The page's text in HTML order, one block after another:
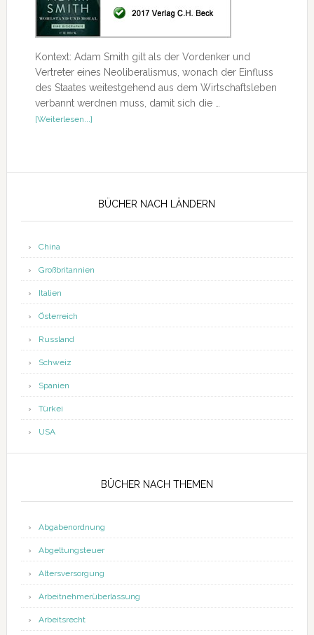
Kontext: Adam Smith gilt als der Vordenker und
Vertreter eines Neoliberalismus, wonach der Einfluss
des Staates weitestgehend aus dem Wirtschaftsleben
verbannt werdnen muss, damit sich die …
[Weiterlesen...]ÜberAdam
BÜCHER NACH LÄNDERN
China
Großbritannien
Italien
Österreich
Russland
Schweiz
Spanien
Türkei
USA
BÜCHER NACH THEMEN
Abgabenordnung
Abgeltungsteuer
Altersversorgung
Arbeitnehmerüberlassung
Arbeitsrecht